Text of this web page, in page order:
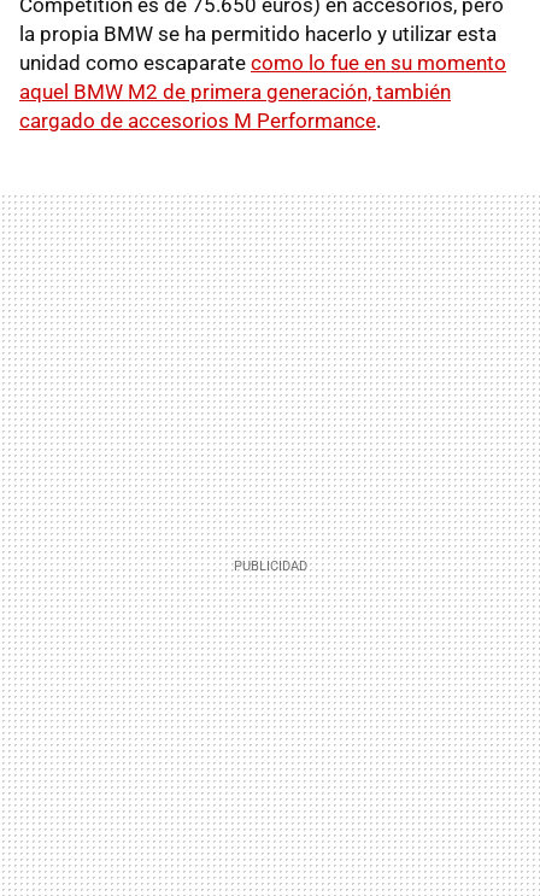
la propia BMW se ha permitido hacerlo y utilizar esta
unidad como escaparate como lo fue en su momento
aquel BMW M2 de primera generación, también
cargado de accesorios M Performance.